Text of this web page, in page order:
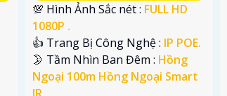
💯 Hình Ảnh Sắc nét : FULL HD
1080P .
👍 Trang Bị Công Nghệ : IP POE.
🌛 Tầm Nhìn Ban Đêm : Hồng
Ngoại 100m Hồng Ngoại Smart